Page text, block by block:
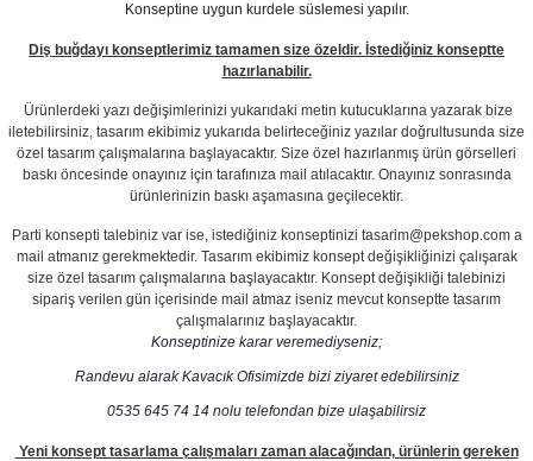
Konseptine uygun kurdele süslemesi yapılır.
Diş buğdayı konseptlerimiz tamamen size özeldir. İstediğiniz konseptte
hazırlanabilir.
Ürünlerdeki yazı değişimlerinizi yukarıdaki metin kutucuklarına yazarak bize
iletebilirsiniz, tasarım ekibimiz yukarıda belirteceğiniz yazılar doğrultusunda size
özel tasarım çalışmalarına başlayacaktır. Size özel hazırlanmış ürün görselleri
baskı öncesinde onayınız için tarafınıza mail atılacaktır. Onayınız sonrasında
ürünlerinizin baskı aşamasına geçilecektir.
Parti konsepti talebiniz var ise, istediğiniz konseptinizi tasarim@pekshop.com a
mail atmanız gerekmektedir. Tasarım ekibimiz konsept değişikliğinizi çalışarak
size özel tasarım çalışmalarına başlayacaktır. Konsept değişikliği talebinizi
sipariş verilen gün içerisinde mail atmaz iseniz mevcut konseptte tasarım
çalışmalarınız başlayacaktır.
Konseptinize karar veremediyseniz;
Randevu alarak Kavacık Ofisimizde bizi ziyaret edebilirsiniz
0535 645 74 14 nolu telefondan bize ulaşabilirsiz
Yeni konsept tasarlama çalışmaları zaman alacağından, ürünlerin gereken